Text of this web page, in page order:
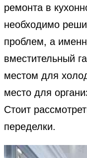
ремонта в
необходимо
проблем, а
вместительный
местом для
место для
Стоит
переделки.